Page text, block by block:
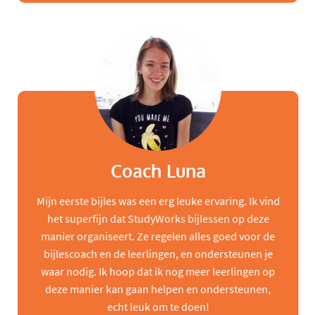
Coach Luna
Mijn eerste bijles was een erg leuke ervaring. Ik vind
het superfijn dat StudyWorks bijlessen op deze
manier organiseert. Ze regelen alles goed voor de
bijlescoach en de leerlingen, en ondersteunen je
waar nodig. Ik hoop dat ik nog meer leerlingen op
deze manier kan gaan helpen en ondersteunen,
echt leuk om te doen!